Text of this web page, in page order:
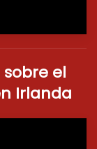
el
Irlanda